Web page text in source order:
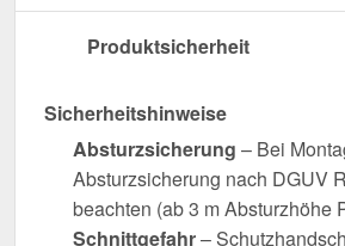
Produktsicherheit
Sicherheitshinweise
Absturzsicherung – Bei
Absturzsicherung nach DGUV
beachten (ab 3 m Absturzhöhe
Schnittgefahr–